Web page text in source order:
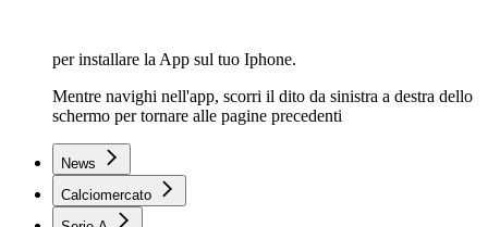
per installare la App sul tuo Iphone.
Mentre navighi nell'app, scorri il dito da sinistra a destra dello
schermo per tornare alle pagine precedenti
News
Calciomercato